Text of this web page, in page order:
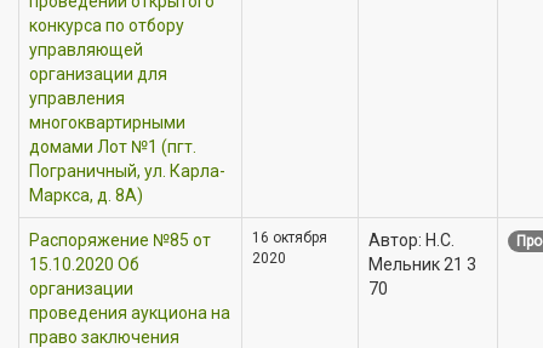
конкурса по отбору
управляющей
организации для
управления
многоквартирными
домами Лот №1 (пгт.
Пограничный, ул. Карла-
Маркса, д. 8А)
Распоряжение №85 от
15.10.2020 Об
организации
проведения аукциона на
право заключения
16 октября
2020
Автор: Н.С.
Мельник 21 3
70